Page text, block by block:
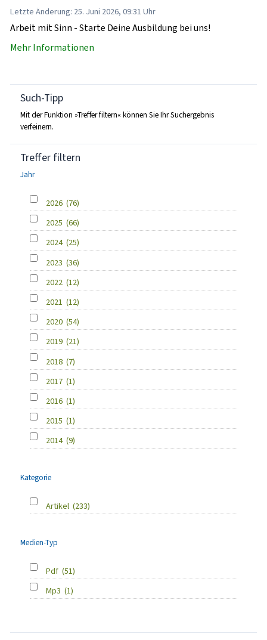
Letzte Änderung: 25. Juni 2026, 09:31 Uhr
Arbeit mit Sinn - Starte Deine Ausbildung bei uns!
Mehr Informationen
Such-Tipp
Mit der Funktion »Treffer filtern« können Sie Ihr Suchergebnis
verfeinern.
Treffer filtern
Jahr
2026 (76)
2025 (66)
2024 (25)
2023 (36)
2022 (12)
2021 (12)
2020 (54)
2019 (21)
2018 (7)
2017 (1)
2016 (1)
2015 (1)
2014 (9)
Kategorie
Artikel (233)
Medien-Typ
Pdf (51)
Mp3 (1)